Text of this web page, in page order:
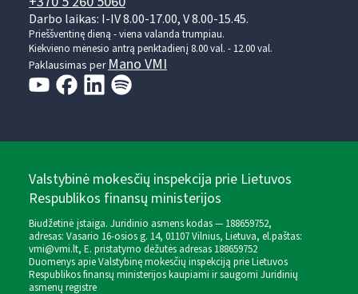
Darbo laikas: I-IV 8.00-17.00, V 8.00-15.45.
Prieššventinę dieną - viena valanda trumpiau.
Kiekvieno mėnesio antrą penktadienį 8.00 val. - 12.00 val.
Paklausimas perMano VMI
Valstybinė mokesčių inspekcija prie Lietuvos
Respublikos finansų ministerijos
Biudžetinė įstaiga. Juridinio asmens kodas — 188659752,
adresas: Vasario 16-osios g. 14, 01107 Vilnius, Lietuva, el.paštas:
vmi@vmi.lt, E. pristatymo dėžutės adresas 188659752
Duomenys apie Valstybinę mokesčių inspekciją prie Lietuvos
Respublikos finansų ministerijos kaupiami ir saugomi Juridinių
asmenų registre